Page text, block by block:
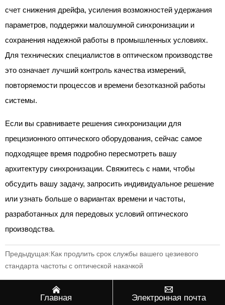
счет снижения дрейфа, усиления возможностей удержания
параметров, поддержки малошумной синхронизации и
сохранения надежной работы в промышленных условиях.
Для технических специалистов в оптическом производстве
это означает лучший контроль качества измерений,
повторяемости процессов и времени безотказной работы
системы.
Если вы сравниваете решения синхронизации для
прецизионного оптического оборудования, сейчас самое
подходящее время подробно пересмотреть вашу
архитектуру синхронизации. Свяжитесь с нами, чтобы
обсудить вашу задачу, запросить индивидуальное решение
или узнать больше о вариантах времени и частоты,
разработанных для передовых условий оптического
производства.
Предыдущая:Как продлить срок службы вашего цезиевого
стандарта частоты с оптической накачкой
Следующая:На что следует обратить внимание перед покупкой
атомных часов cpt?

Главная

Электронная почта